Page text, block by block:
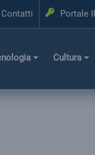
Contatti Portale
Cultura